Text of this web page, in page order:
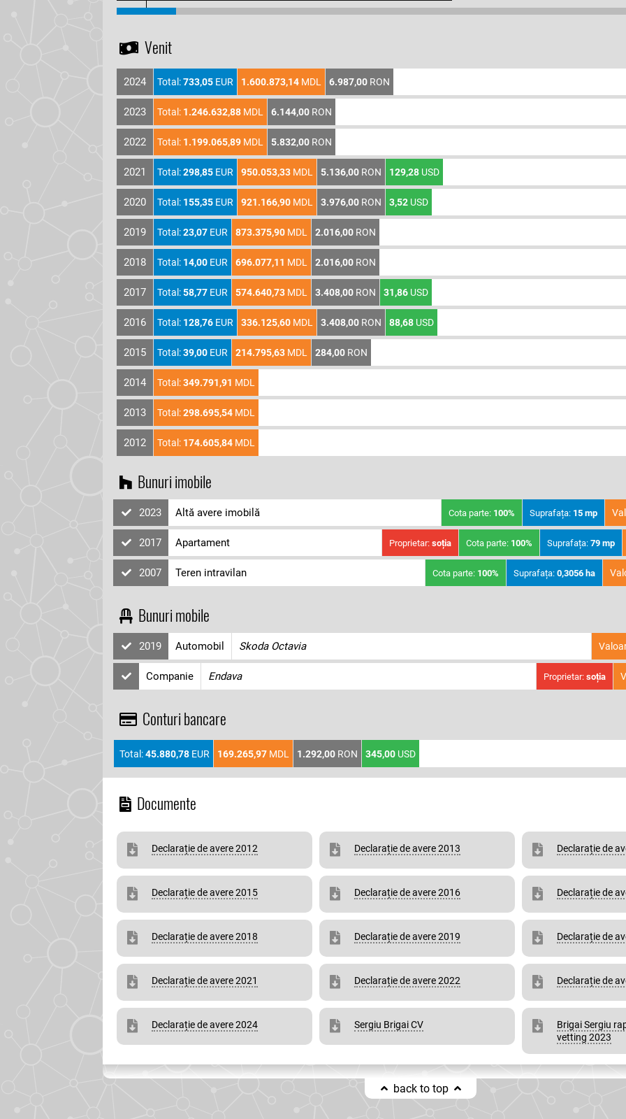
Venit
2024 Total:733,05 EUR 1.600.873,14 MDL 6.987,00 RON
2023 Total: 1.246.632,88 MDL 6.144,00 RON
2022 Total: 1.199.065,89 MDL 5.832,00 RON
2021 Total:298,85 EUR 950.053,33 MDL 5.136,00 RON 129,28 USD
2020 Total: 155,35 EUR 921.166,90 MDL 3.976,00 RON 3,52 USD
2019 Total:23,07 EUR 873.375,90 MDL 2.016,00 RON
2018 Total: 14,00 EUR 696.077,11 MDL 2.016,00 RON
2017 Total:58,77 EUR 574.640,73 MDL 3.408,00 RON 31,86 USD
2016 Total: 128,76 EUR 336.125,60 MDL 3.408,00 RON 88,68 USD
2015 Total:39,00 EUR 214.795,63 MDL 284,00 RON
2014 Total:349.791,91 MDL
2013 Total:298.695,54 MDL
2012 Total: 174.605,84 MDL
Bunuri imobile
2023 Altă avere imobilă Suprafața: 15 mp
Cota parte: 100%
2017 Apartament Suprafața: 79 mp
Cota parte: 100%
Proprietar: soția
2007 Teren intravilan Suprafața: 0,3056 ha
Cota parte: 100%
Bunuri mobile
2019 Automobil Skoda Octavia
Companie Endava Proprietar: soția
Conturi bancare
Total:45.880,78 EUR 169.265,97 MDL 1.292,00 RON 345,00 USD
Documente
Declarație de avere 2012 Declarație de avere 2013 Declarație de
Declarație de avere 2015 Declarație de avere 2016 Declarație de
Declarație de avere 2018 Declarație de avere 2019 Declarație de
Declarație de avere 2021 Declarație de avere 2022 Declarație de
Declarație de avere 2024 Sergiu Brigai CV
Brigai Sergiu
vetting 2023
back to top